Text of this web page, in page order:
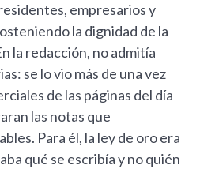
empresarios y
la dignidad de la
la redacción, no admitía
se lo vio más de una vez
de las páginas del día
las notas que
Para él, la ley de oro era
qué se escribía y no quién